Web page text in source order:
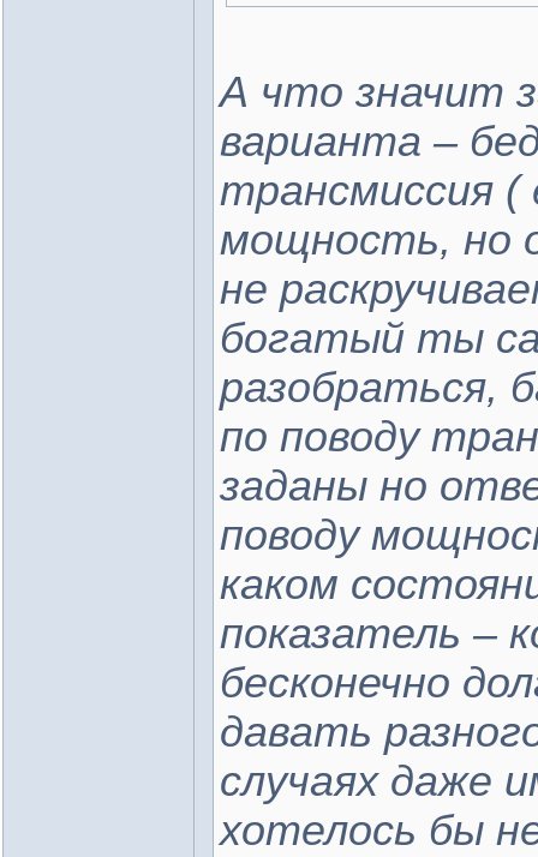
А что значит
варианта –
трансмиссия
мощность, но
не
богатый ты
разобраться,
по поводу
заданы но
поводу
каком
показатель –
бесконечно
давать
случаях даже
хотелось бы